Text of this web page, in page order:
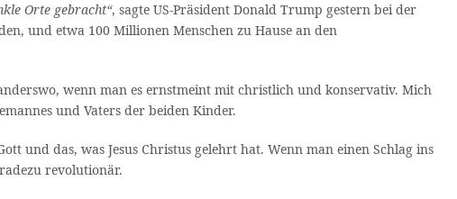
Orte gebracht“, sagte US-Präsident Donald Trump gestern bei der
und etwa 100 Millionen Menschen zu Hause an den
wenn man es ernstmeint mit christlich und konservativ. Mich
und Vaters der beiden Kinder.
und das, was Jesus Christus gelehrt hat. Wenn man einen Schlag ins
revolutionär.